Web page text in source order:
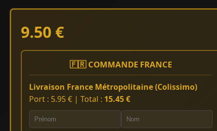
9.50 €
🇫🇷 COMMANDE FRANCE
Livraison France Métropolitaine (Colissimo)
Port : 5.95 € | Total : 15.45 €